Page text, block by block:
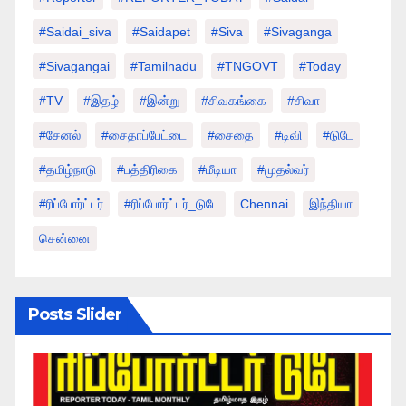
#saidai_siva #saidapet #Siva #Sivaganga
#sivagangai #tamilnadu #TNGOVT #today
#TV #இதழ் #இன்று #சிவகங்கை #சிவா
#சேனல் #சைதாப்பேட்டை #சைதை #டிவி #டுடே
#தமிழ்நாடு #பத்திரிகை #மீடியா #முதல்வர்
#ரிப்போர்ட்டர் #ரிப்போர்ட்டர்_டுடே Chennai இந்தியா
சென்னை
Posts Slider